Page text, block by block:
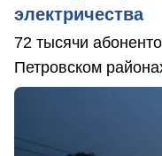
электричества
72 тысячи
Петровском